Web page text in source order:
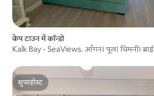
केप टाउन में कॉन्डो
Kalk Bay - SeaViews. आँगन। पूल। चिमनी। ब्राई
सुपरहोस्ट
सुपरहोस्ट